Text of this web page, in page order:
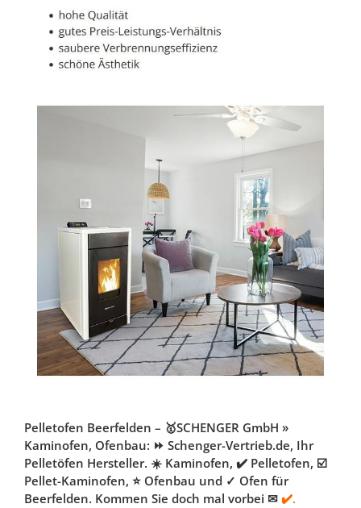
Pelletofen Beerfelden – 🥇SCHENGER GmbH »
Kaminofen, Ofenbau: ⏩ Schenger-Vertrieb.de, Ihr
Pelletöfen Hersteller. ☀️ Kaminofen, ✔️ Pelletofen, ☑️
Pellet-Kaminofen, ⭐ Ofenbau und ✓ Ofen für
Beerfelden. Kommen Sie doch mal vorbei ✉ ✔️.